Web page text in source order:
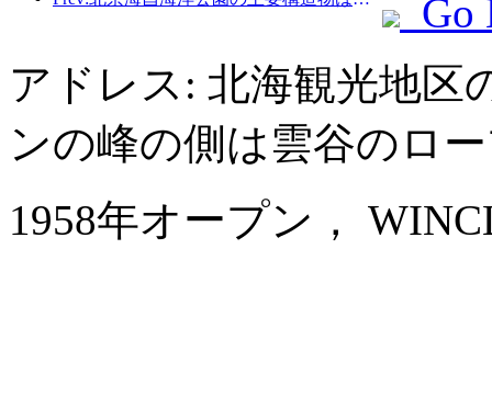
Go
アドレス: 北海観光地区
ンの峰の側は雲谷のロ
1958年オープン，